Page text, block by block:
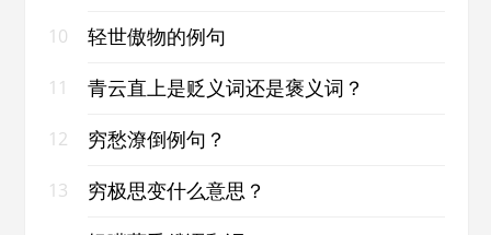
10 轻世傲物的例句
11 青云直上是贬义词还是褒义词？
12 穷愁潦倒例句？
13 穷极思变什么意思？